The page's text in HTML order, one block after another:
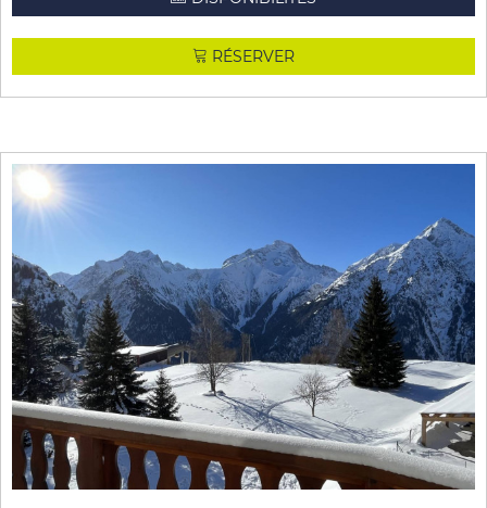
RÉSERVER